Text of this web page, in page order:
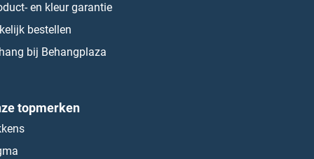
en kleur garantie
bestellen
bij Behangplaza
topmerken